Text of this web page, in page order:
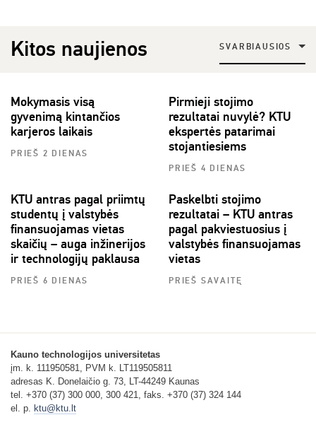
Kitos naujienos SVARBIAUSIOS
Mokymasis visą
gyvenimą kintančios
karjeros laikais
PRIEŠ 2 DIENAS
Pirmieji stojimo
rezultatai nuvylė? KTU
ekspertės patarimai
stojantiesiems
PRIEŠ 4 DIENAS
KTU antras pagal priimtų
studentų į valstybės
finansuojamas vietas
skaičių – auga inžinerijos
ir technologijų paklausa
PRIEŠ 6 DIENAS
Paskelbti stojimo
rezultatai – KTU antras
pagal pakviestuosius į
valstybės finansuojamas
vietas
PRIEŠ SAVAITĘ
Kauno technologijos universitetas
įm. k. 111950581, PVM k. LT119505811
adresas K. Donelaičio g. 73, LT-44249 Kaunas
tel. +370 (37) 300 000, 300 421, faks. +370 (37) 324 144
el. p.
ktu@ktu.lt